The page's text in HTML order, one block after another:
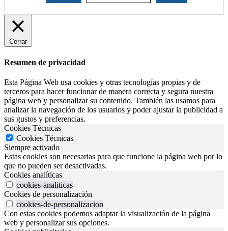
Cerrar
Resumen de privacidad
Esta Página Web usa cookies y otras tecnologías propias y de
terceros para hacer funcionar de manera correcta y segura nuestra
página web y personalizar su contenido. También las usamos para
analizar la navegación de los usuarios y poder ajustar la publicidad a
sus gustos y preferencias.
Cookies Técnicas
Cookies Técnicas
Siempre activado
Estas cookies son necesarias para que funcione la página web por lo
que no pueden ser desactivadas.
Cookies analíticas
cookies-analiticas
Cookies de personalización
cookies-de-personalizacion
Con estas cookies podemos adaptar la visualización de la página
web y personalizar sus opciones.